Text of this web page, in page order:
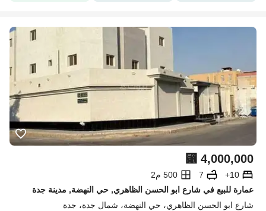
⃁ 4,000,000
10+
7
500 م2
عمارة للبيع في شارع ابو الحسن الظاهري, حي النهضة, مدينة جدة
شارع ابو الحسن الظاهري، حي النهضة، شمال جدة، جدة